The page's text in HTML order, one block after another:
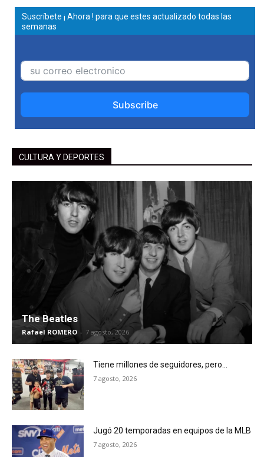
Suscríbete ¡ Ahora ! para que estes actualizado todas las
semanas
Subscribe
CULTURA Y DEPORTES
The Beatles
Rafael ROMERO - 7 agosto, 2026
Tiene millones de seguidores, pero…
7 agosto, 2026
Jugó 20 temporadas en equipos de la MLB
7 agosto, 2026